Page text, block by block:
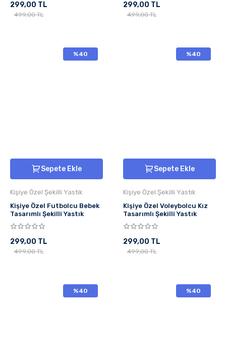
299,00 TL
499,00 TL
299,00 TL
499,00 TL
%40
Sepete Ekle
Kişiye Özel Şekilli Yastık
Kişiye Özel Futbolcu Bebek
Tasarımlı Şekilli Yastık
299,00 TL
499,00 TL
%40
Sepete Ekle
Kişiye Özel Şekilli Yastık
Kişiye Özel Voleybolcu Kız
Tasarımlı Şekilli Yastık
299,00 TL
499,00 TL
%40 %40